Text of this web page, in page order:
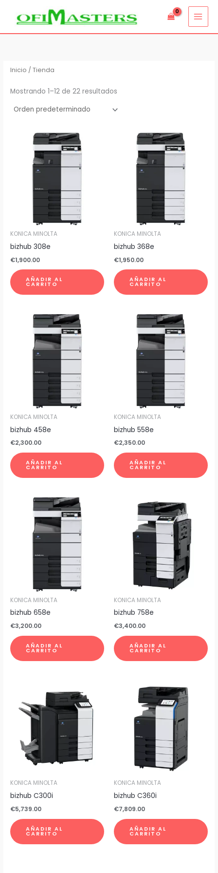
Inicio / Tienda
Mostrando 1–12 de 22 resultados
KONICA MINOLTA
bizhub 308e
€1,900.00
AÑADIR AL
CARRITO
KONICA MINOLTA
bizhub 368e
€1,950.00
AÑADIR AL
CARRITO
KONICA MINOLTA
bizhub 458e
€2,300.00
AÑADIR AL
CARRITO
KONICA MINOLTA
bizhub 558e
€2,350.00
AÑADIR AL
CARRITO
KONICA MINOLTA
bizhub 658e
€3,200.00
AÑADIR AL
CARRITO
KONICA MINOLTA
bizhub 758e
€3,400.00
AÑADIR AL
CARRITO
KONICA MINOLTA
bizhub C300i
€5,739.00
AÑADIR AL
CARRITO
KONICA MINOLTA
bizhub C360i
€7,809.00
AÑADIR AL
CARRITO